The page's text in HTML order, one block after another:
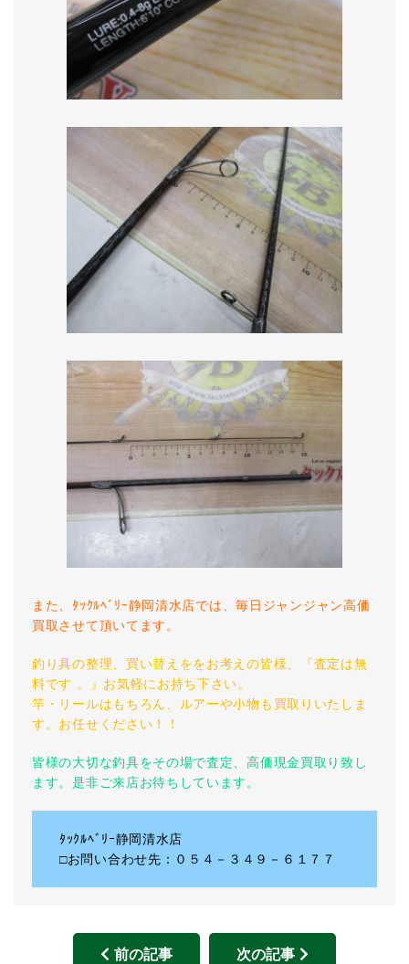
また、ﾀｯｸﾙﾍﾞﾘｰ静岡清水店では、毎日ジャンジャン高価
買取させて頂いてます。
釣り具の整理、買い替えををお考えの皆様、『査定は無
料です 。』お気軽にお持ち下さい。
竿・リールはもちろん、ルアーや小物も買取りいたしま
す。お任せください！！
皆様の大切な釣具をその場で査定、高価現金買取り致し
ます。是非ご来店お待ちしています。
ﾀｯｸﾙﾍﾞﾘｰ静岡清水店
□お問い合わせ先：０５４－３４９－６１７７
前の記事 次の記事